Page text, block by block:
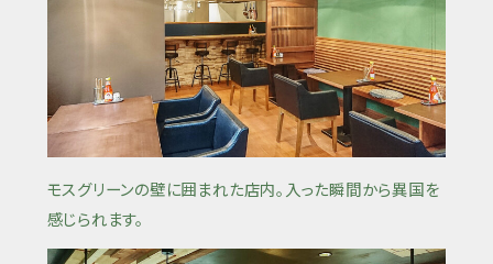
モスグリーンの壁に囲まれた店内。入った瞬間から異国を
感じられます。